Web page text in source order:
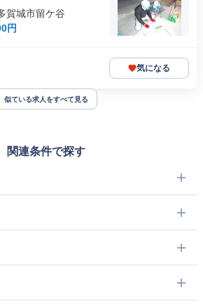
賀城市留ケ谷
円
気になる
似ている求人をすべて見る
関連条件で探す